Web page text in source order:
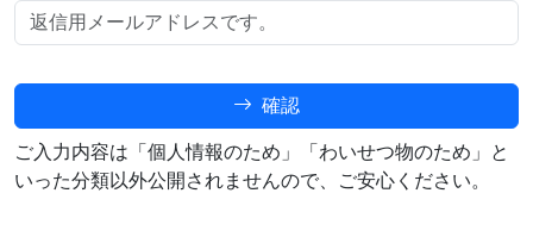
確認
ご入力内容は「個人情報のため」「わいせつ物のため」と
いった分類以外公開されませんので、ご安心ください。